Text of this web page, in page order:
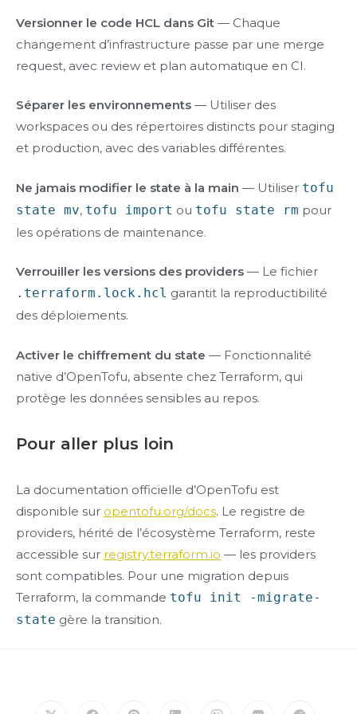
Versionner le code HCL dans Git — Chaque
changement d’infrastructure passe par une merge
request, avec review et plan automatique en CI.
Séparer les environnements — Utiliser des
workspaces ou des répertoires distincts pour staging
et production, avec des variables différentes.
Ne jamais modifier le state à la main — Utiliser tofu
state mv, tofu import ou tofu state rm pour
les opérations de maintenance.
Verrouiller les versions des providers — Le fichier
.terraform.lock.hcl garantit la reproductibilité
des déploiements.
Activer le chiffrement du state — Fonctionnalité
native d’OpenTofu, absente chez Terraform, qui
protège les données sensibles au repos.
Pour aller plus loin
La documentation officielle d’OpenTofu est
disponible sur opentofu.org/docs. Le registre de
providers, hérité de l’écosystème Terraform, reste
accessible sur registry.terraform.io — les providers
sont compatibles. Pour une migration depuis
Terraform, la commande tofu init -migrate-
state gère la transition.